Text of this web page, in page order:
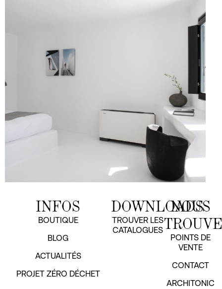
INFOS
BOUTIQUE
BLOG
ACTUALITÉS
PROJET ZÉRO DÉCHET
DOWNLOADS
TROUVER LES
CATALOGUES
NOUS
POINTS DE
VENTE
CONTACT
ARCHITONIC